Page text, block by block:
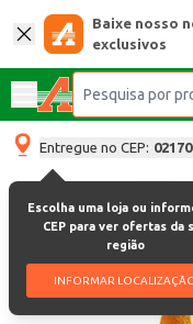
Baixe nosso
exclusivos
Entregue no CEP:
Escolha uma loja ou
CEP para ver ofertas da
região
INFORMAR